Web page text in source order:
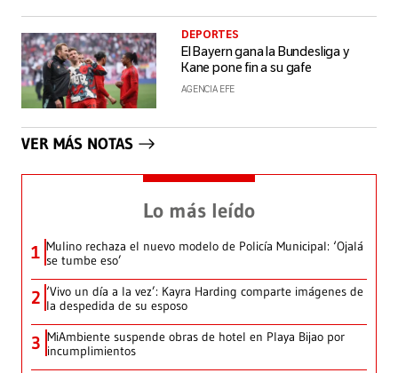
DEPORTES
El Bayern gana la Bundesliga y
Kane pone fin a su gafe
AGENCIA EFE
VER MÁS NOTAS
Lo más leído
1 Mulino rechaza el nuevo modelo de Policía Municipal: ‘Ojalá
se tumbe eso’
2 ‘Vivo un día a la vez’: Kayra Harding comparte imágenes de
la despedida de su esposo
3 MiAmbiente suspende obras de hotel en Playa Bijao por
incumplimientos